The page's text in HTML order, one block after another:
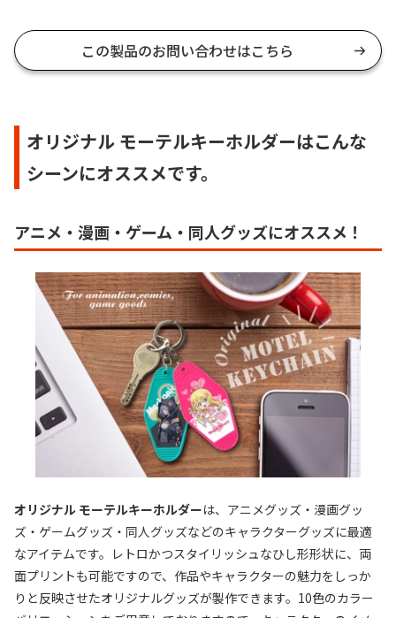
この製品のお問い合わせはこちら
オリジナル モーテルキーホルダーはこんな
シーンにオススメです。
アニメ・漫画・ゲーム・同人グッズにオススメ！
オリジナル モーテルキーホルダーは、アニメグッズ・漫画グッ
ズ・ゲームグッズ・同人グッズなどのキャラクターグッズに最適
なアイテムです。レトロかつスタイリッシュなひし形形状に、両
面プリントも可能ですので、作品やキャラクターの魅力をしっか
りと反映させたオリジナルグッズが製作できます。10色のカラー